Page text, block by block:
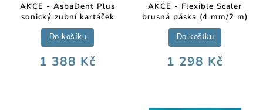
AKCE - AsbaDent Plus
sonický zubní kartáček
1 388 Kč
Do košíku
AKCE - Flexible Scaler
brusná páska (4 mm/2 m)
1 298 Kč
Do košíku